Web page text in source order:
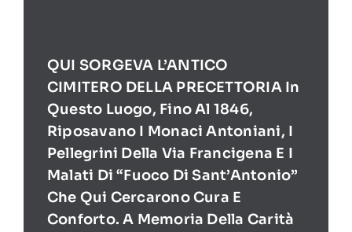
QUI SORGEVA L’ANTICO
CIMITERO DELLA PRECETTORIA In
Questo Luogo, Fino Al 1846,
Riposavano I Monaci Antoniani, I
Pellegrini Della Via Francigena E I
Malati Di “Fuoco Di Sant’Antonio”
Che Qui Cercarono Cura E
Conforto. A Memoria Della Carità